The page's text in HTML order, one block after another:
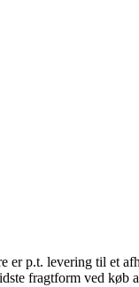
p.t. levering til et
fragtform ved